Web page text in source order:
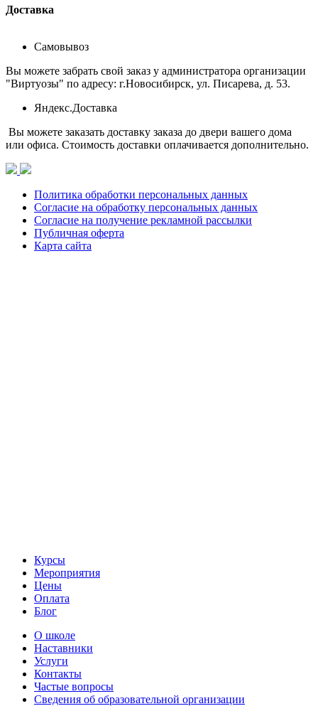
Доставка
Самовывоз
Вы можете забрать свой заказ у администратора организации
"Виртуозы" по адресу: г.Новосибирск, ул. Писарева, д. 53.
Яндекс.Доставка
Вы можете заказать доставку заказа до двери вашего дома
или офиса. Стоимость доставки оплачивается дополнительно.
Политика обработки персональных данных
Согласие на обработку персональных данных
Согласие на получение рекламной рассылки
Публичная оферта
Карта сайта
Курсы
Мероприятия
Цены
Оплата
Блог
О школе
Наставники
Услуги
Контакты
Частые вопросы
Сведения об образовательной организации